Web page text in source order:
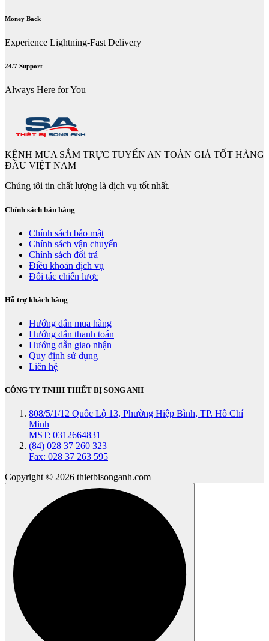
Money Back
Experience Lightning-Fast Delivery
24/7 Support
Always Here for You
KÊNH MUA SẮM TRỰC TUYẾN AN TOÀN GIÁ TỐT HÀNG
ĐẦU VIỆT NAM
Chúng tôi tin chất lượng là dịch vụ tốt nhất.
Chính sách bán hàng
Chính sách bảo mật
Chính sách vận chuyển
Chính sách đổi trả
Điều khoản dịch vụ
Đối tác chiến lược
Hỗ trợ khách hàng
Hướng dẫn mua hàng
Hướng dẫn thanh toán
Hướng dẫn giao nhận
Quy định sử dụng
Liên hệ
CÔNG TY TNHH THIẾT BỊ SONG ANH
808/5/1/12 Quốc Lộ 13, Phường Hiệp Bình, TP. Hồ Chí
Minh
MST: 0312664831
(84) 028 37 260 323
Fax: 028 37 263 595
Copyright © 2026 thietbisonganh.com